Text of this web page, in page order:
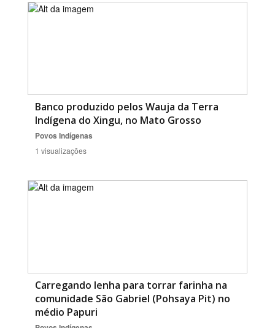
Banco produzido pelos Wauja da Terra
Indígena do Xingu, no Mato Grosso
Povos Indígenas
1 visualizações
Carregando lenha para torrar farinha na
comunidade São Gabriel (Pohsaya Pit) no
médio Papuri